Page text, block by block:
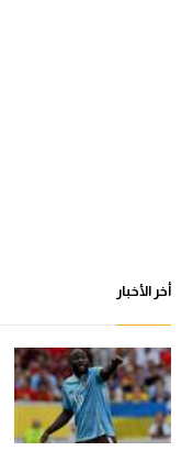
أخر الأخبار